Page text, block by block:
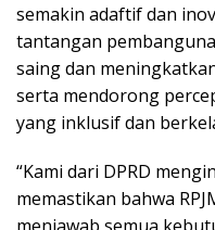
semakin adaftif dan
tantangan
saing dan
serta mendorong
yang inklusif dan
“Kami dari DPRD
memastikan bahwa